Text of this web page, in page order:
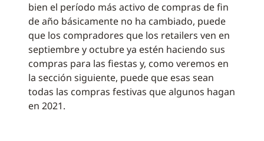
bien el período más activo de compras de fin
de año básicamente no ha cambiado, puede
que los compradores que los retailers ven en
septiembre y octubre ya estén haciendo sus
compras para las fiestas y, como veremos en
la sección siguiente, puede que esas sean
todas las compras festivas que algunos hagan
en 2021.